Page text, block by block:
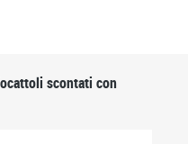
scontati con